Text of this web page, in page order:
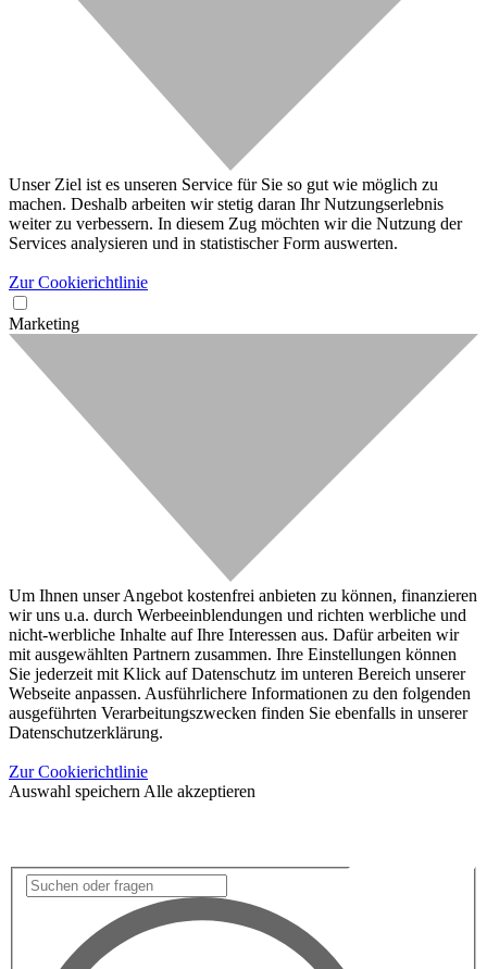
Unser Ziel ist es unseren Service für Sie so gut wie möglich zu
machen. Deshalb arbeiten wir stetig daran Ihr Nutzungserlebnis
weiter zu verbessern. In diesem Zug möchten wir die Nutzung der
Services analysieren und in statistischer Form auswerten.
Zur Cookierichtlinie
Marketing
Um Ihnen unser Angebot kostenfrei anbieten zu können, finanzieren
wir uns u.a. durch Werbeeinblendungen und richten werbliche und
nicht-werbliche Inhalte auf Ihre Interessen aus. Dafür arbeiten wir
mit ausgewählten Partnern zusammen. Ihre Einstellungen können
Sie jederzeit mit Klick auf Datenschutz im unteren Bereich unserer
Webseite anpassen. Ausführlichere Informationen zu den folgenden
ausgeführten Verarbeitungszwecken finden Sie ebenfalls in unserer
Datenschutzerklärung.
Zur Cookierichtlinie
Auswahl speichern Alle akzeptieren